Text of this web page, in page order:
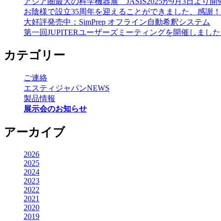
お陰様で設立35周年を迎えることができました、感謝！
大好評発売中：SimPrep オフライン自動希釈システム
第一回JUPITERユーザーズミーティングを開催しました
カテゴリー
ご連絡
エスティジャパンNEWS
製品情報
展示会のお知らせ
アーカイブ
2026
2025
2024
2023
2022
2021
2020
2019